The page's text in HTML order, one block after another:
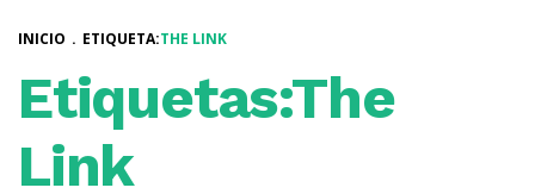
Etiquetas:The
Link
INICIO . ETIQUETA:THE LINK